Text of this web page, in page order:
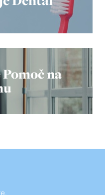
na